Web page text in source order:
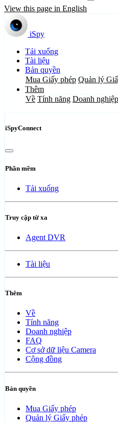
View this page in English
iSpy
Tải xuống
Tài liệu
Bản quyền
Mua Giấy phép Quản lý
Thêm
Về Tính năng Doanh nghiệp
iSpyConnect
Phần mềm
Tải xuống
Truy cập từ xa
Agent DVR
Tài liệu
Thêm
Về
Tính năng
Doanh nghiệp
FAQ
Cơ sở dữ liệu Camera
Cộng đồng
Bản quyền
Mua Giấy phép
Quản lý Giấy phép